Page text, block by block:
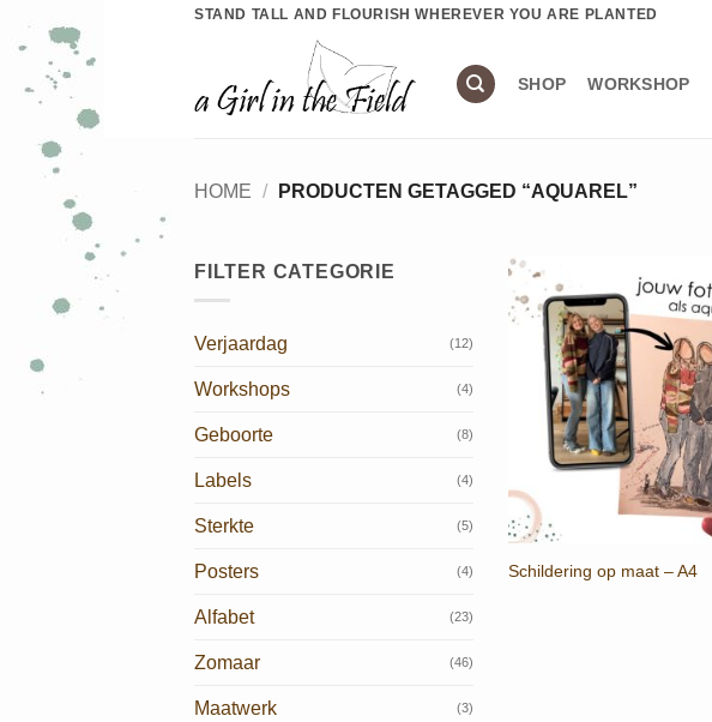
STAND TALL AND FLOURISH WHEREVER YOU ARE PLANTED
SHOP WORKSHOP
HOME / PRODUCTEN GETAGGED “AQUAREL”
FILTER CATEGORIE
Verjaardag (12)
Workshops (4)
Geboorte (8)
Labels (4)
Sterkte (5)
Posters (4)
Alfabet (23)
Zomaar (46)
Maatwerk (3)
+
Schildering op maat – A4